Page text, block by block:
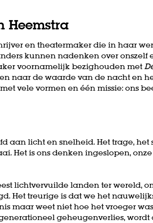
Heemstra
en theatermaker die in haar
kunnen nadenken over onszelf
voornamelijk bezighouden met
naar de waarde van de nacht en
vele vormen en één missie: ons
aan licht en snelheid. Het trage, het
Het is ons denken ingeslopen,
lichtvervuilde landen ter wereld,
Het treurige is dat we het
maar weet niet hoe het vroeger
geheugenverlies, wordt
Inzoomen